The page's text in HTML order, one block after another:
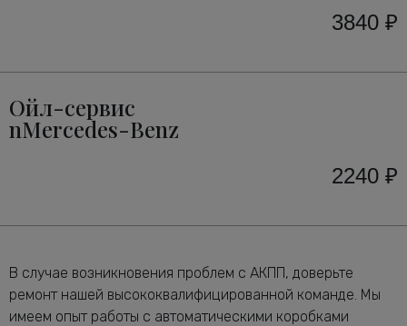
3840 ₽
Ойл-сервис
nMercedes-Benz
2240 ₽
В случае возникновения проблем с АКПП, доверьте
ремонт нашей высококвалифицированной команде. Мы
имеем опыт работы с автоматическими коробками